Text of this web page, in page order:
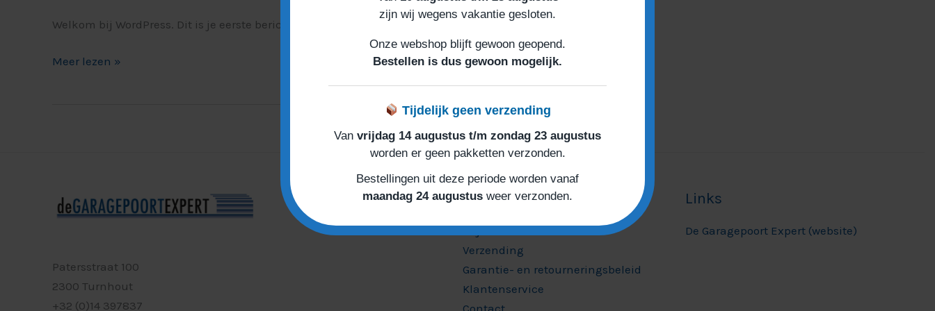
Welkom bij WordPress. Dit is je eerste bericht. Bewerk of verwijder het, start dan met schrijven!
Meer lezen »
Patersstraat 100
2300 Turnhout
+32 (0)14 397837
Informatie
Verzending
Garantie- en retourneringsbeleid
Klantenservice
Links
De Garagepoort Expert (website)
zijn wij wegens vakantie gesloten.
Onze webshop blijft gewoon geopend.
Bestellen is dus gewoon mogelijk.
Tijdelijk geen verzending
Vanvrijdag 14 augustus t/m zondag 23 augustus
worden er geen pakketten verzonden.
Bestellingen uit deze periode worden vanaf
maandag 24 augustus weer verzonden.